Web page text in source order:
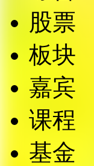
股票
板块
嘉宾
课程
基金